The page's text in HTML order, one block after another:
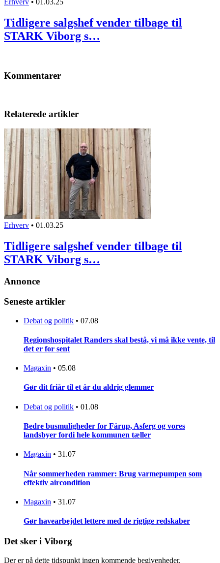
Tidligere salgshef vender tilbage til
STARK Viborg s…
Kommentarer
Relaterede artikler
Erhverv • 01.03.25
Tidligere salgshef vender tilbage til
STARK Viborg s…
Annonce
Seneste artikler
Debat og politik • 07.08
Regionshospitalet Randers skal bestå, vi må ikke vente, til
det er for sent
Magaxin • 05.08
Gør dit friår til et år du aldrig glemmer
Debat og politik • 01.08
Bedre busmuligheder for Fårup, Asferg og vores
landsbyer fordi hele kommunen tæller
Magaxin • 31.07
Når sommerheden rammer: Brug varmepumpen som
effektiv aircondition
Magaxin • 31.07
Gør havearbejdet lettere med de rigtige redskaber
Det sker i Viborg
Der er på dette tidspunkt ingen kommende begivenheder.